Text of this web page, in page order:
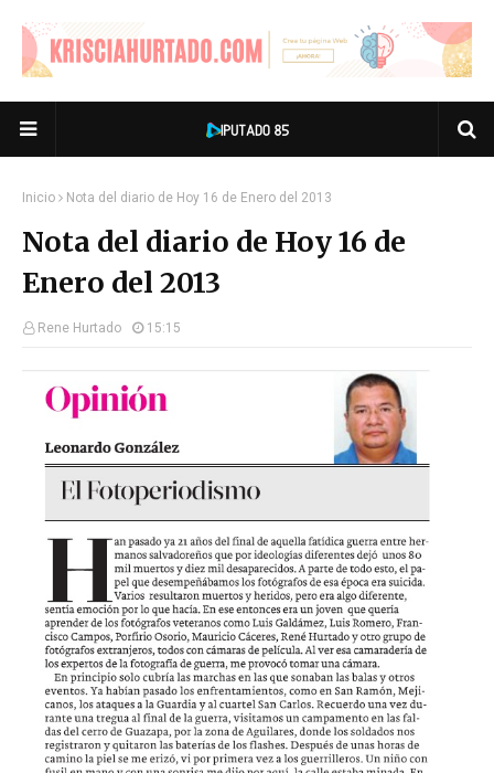
Inicio Nota del diario de Hoy 16 de Enero del 2013
Nota del diario de Hoy 16 de
Enero del 2013
Rene Hurtado 15:15